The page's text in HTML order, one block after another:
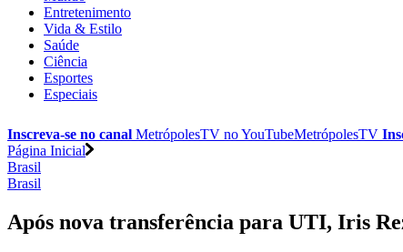
Entretenimento
Vida & Estilo
Saúde
Ciência
Esportes
Especiais
Inscreva-se no canal MetrópolesTV noYouTubeMetrópolesTV
Página Inicial
Brasil
Brasil
Após nova transferência para UTI, Iris